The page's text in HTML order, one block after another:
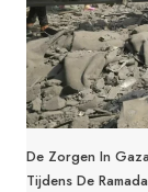
De Zorgen In
Tijdens De